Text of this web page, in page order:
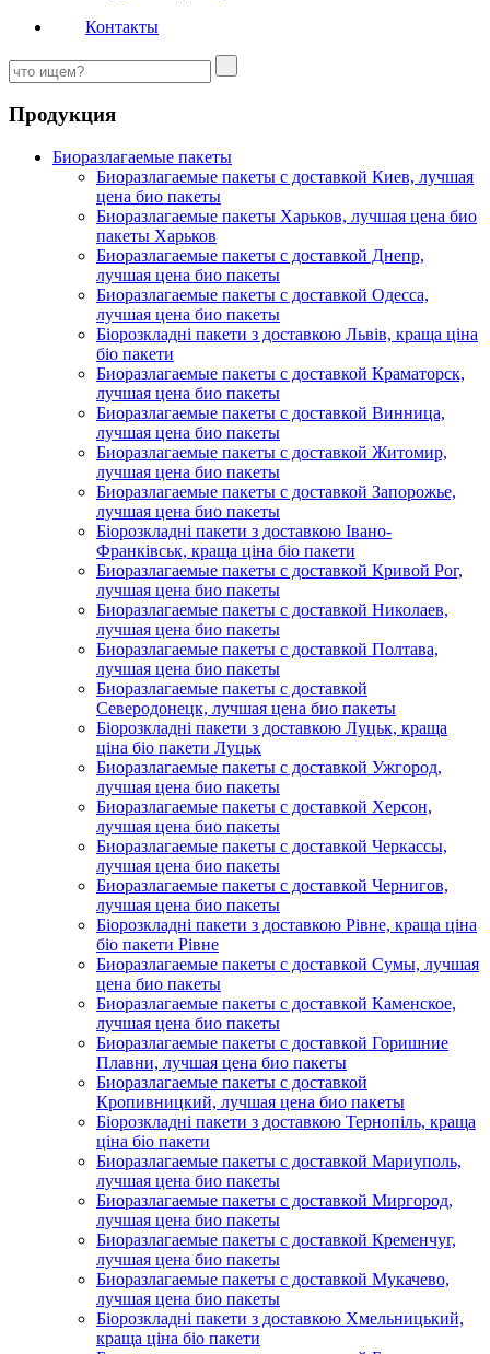
Контакты
Продукция
Биоразлагаемые пакеты
Биоразлагаемые пакеты с доставкой Киев, лучшая
цена био пакеты
Биоразлагаемые пакеты Харьков, лучшая цена био
пакеты Харьков
Биоразлагаемые пакеты с доставкой Днепр,
лучшая цена био пакеты
Биоразлагаемые пакеты с доставкой Одесса,
лучшая цена био пакеты
Біорозкладні пакети з доставкою Львів, краща ціна
біо пакети
Биоразлагаемые пакеты с доставкой Краматорск,
лучшая цена био пакеты
Биоразлагаемые пакеты с доставкой Винница,
лучшая цена био пакеты
Биоразлагаемые пакеты с доставкой Житомир,
лучшая цена био пакеты
Биоразлагаемые пакеты с доставкой Запорожье,
лучшая цена био пакеты
Біорозкладні пакети з доставкою Івано-
Франківськ, краща ціна біо пакети
Биоразлагаемые пакеты с доставкой Кривой Рог,
лучшая цена био пакеты
Биоразлагаемые пакеты с доставкой Николаев,
лучшая цена био пакеты
Биоразлагаемые пакеты с доставкой Полтава,
лучшая цена био пакеты
Биоразлагаемые пакеты с доставкой
Северодонецк, лучшая цена био пакеты
Біорозкладні пакети з доставкою Луцьк, краща
ціна біо пакети Луцьк
Биоразлагаемые пакеты с доставкой Ужгород,
лучшая цена био пакеты
Биоразлагаемые пакеты с доставкой Херсон,
лучшая цена био пакеты
Биоразлагаемые пакеты с доставкой Черкассы,
лучшая цена био пакеты
Биоразлагаемые пакеты с доставкой Чернигов,
лучшая цена био пакеты
Біорозкладні пакети з доставкою Рівне, краща ціна
біо пакети Рівне
Биоразлагаемые пакеты с доставкой Сумы, лучшая
цена био пакеты
Биоразлагаемые пакеты с доставкой Каменское,
лучшая цена био пакеты
Биоразлагаемые пакеты с доставкой Горишние
Плавни, лучшая цена био пакеты
Биоразлагаемые пакеты с доставкой
Кропивницкий, лучшая цена био пакеты
Біорозкладні пакети з доставкою Тернопіль, краща
ціна біо пакети
Биоразлагаемые пакеты с доставкой Мариуполь,
лучшая цена био пакеты
Биоразлагаемые пакеты с доставкой Миргород,
лучшая цена био пакеты
Биоразлагаемые пакеты с доставкой Кременчуг,
лучшая цена био пакеты
Биоразлагаемые пакеты с доставкой Мукачево,
лучшая цена био пакеты
Біорозкладні пакети з доставкою Хмельницький,
краща ціна біо пакети